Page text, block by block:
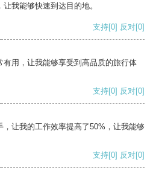
我能够快速到达目的地。
支持[0] 反对[0]
用，让我能够享受到高品质的旅行体
支持[0] 反对[0]
让我的工作效率提高了50%，让我能够
支持[0] 反对[0]